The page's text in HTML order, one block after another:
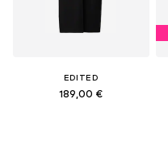
EDITED
189,00 €